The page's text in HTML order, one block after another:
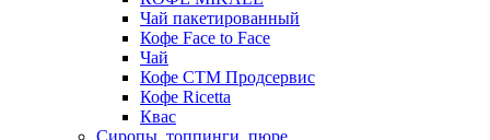
Чай пакетированный
Кофе Face to Face
Чай
Кофе СТМ Продсервис
Кофе Ricetta
Квас
Сиропы, топпинги, пюре